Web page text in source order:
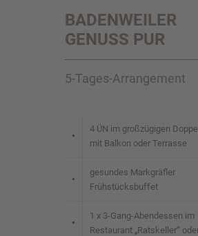
BADENWEILER
GENUSS PUR
5-Tages-Arrangement
•
4 ÜN im großzügigen
mit Balkon oder Terrasse
•
gesundes Markgräfler
Frühstücksbuffet
•
1 x 3-Gang-Abendessen im
Restaurant „Ratskeller“